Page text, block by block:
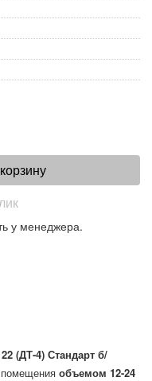
у менеджера.
(ДТ-4) Стандарт б/
помещения объемом 12-24